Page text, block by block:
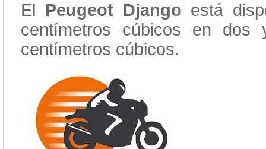
El Peugeot Django está
centímetros cúbicos en
centímetros cúbicos.